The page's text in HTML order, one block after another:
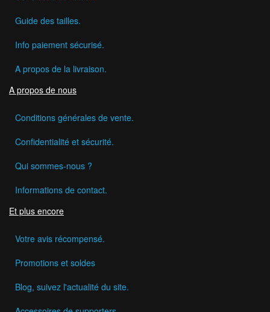
Guide des tailles.
Info paiement sécurisé.
A propos de la livraison.
A propos de nous
Conditions générales de vente.
Confidentialité et sécurité.
Qui sommes-nous ?
Informations de contact.
Et plus encore
Votre avis récompensé.
Promotions et soldes
Blog, suivez l'actualité du site.